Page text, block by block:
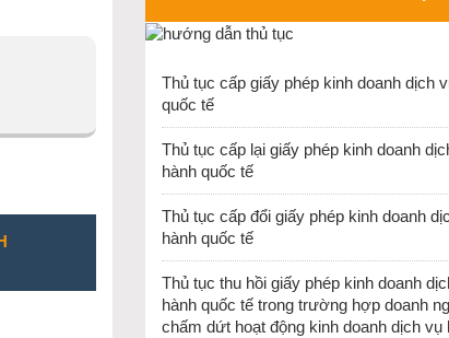
ĐH Khoa học Xã hội và Nhân văn Hà Nội
dừng tổ chức thi cấp chứng chỉ nghiệp vụ
lịch từ ngày 25/12/2025
Thu hồi Giấy phép kinh doanh lữ hành
của Công ty TNHH PSL Vina
Cục Du lịch quốc gia Việt Nam ban hành
về việc hướng dẫn việc cấp thẻ hướng
du lịch và giấy phép kinh doanh dịch vụ lữ
nội địa khi thực hiện sắp xếp đơn vị hành
Thủ tục cấp giấy phép kinh doanh dịch
quốc tế
Thủ tục cấp lại giấy phép kinh doanh
hành quốc tế
Thủ tục cấp đổi giấy phép kinh doanh
hành quốc tế
Thủ tục thu hồi giấy phép kinh doanh
hành quốc tế trong trường hợp doanh
chấm dứt hoạt động kinh doanh dịch vụ